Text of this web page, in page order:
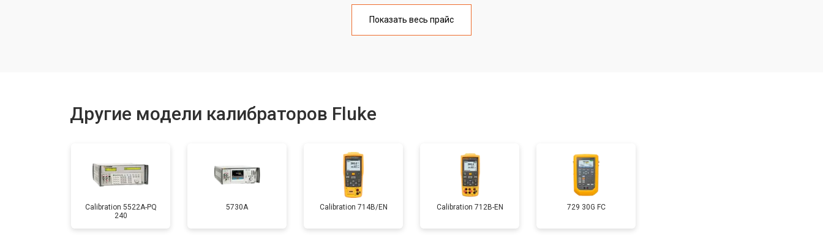
от 60 мин
Показать весь прайс
Другие модели калибраторов Fluke
Calibration 5522A-PQ
240
5730A Calibration 714B/EN Calibration 712B-EN 729 30G FC